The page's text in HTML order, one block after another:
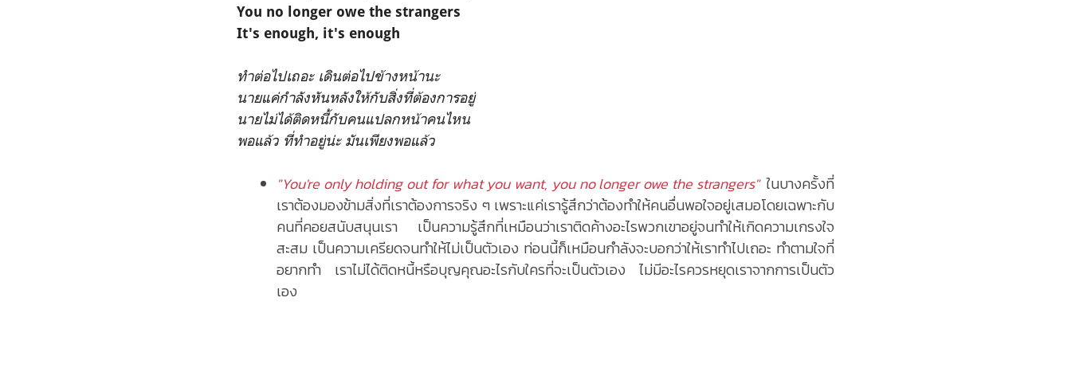
You no longer owe the strangers
It's enough, it's enough
ทำต่อไปเถอะ เดินต่อไปข้างหน้านะ
นายแค่กำลังหันหลังให้กับสิ่งที่ต้องการอยู่
นายไม่ได้ติดหนี้กับคนแปลกหน้าคนไหน
พอแล้ว ที่ทำอยู่น่ะ มันเพียงพอแล้ว
"You're only holding out for what you want, you no longer owe the strangers"ในบางครั้งที่
เราต้องมองข้ามสิ่งที่เราต้องการจริง ๆ เพราะแค่เรารู้สึกว่าต้องทำให้คนอื่นพอใจอยู่เสมอโดยเฉพาะกับ
คนที่คอยสนับสนุนเรา เป็นความรู้สึกที่เหมือนว่าเราติดค้างอะไรพวกเขาอยู่จนทำให้เกิดความเกรงใจ
สะสม เป็นความเครียดจนทำให้ไม่เป็นตัวเอง ท่อนนี้ก็เหมือนกำลังจะบอกว่าให้เราทำไปเถอะ ทำตามใจที่
อยากทำ เราไม่ได้ติดหนี้หรือบุญคุณอะไรกับใครที่จะเป็นตัวเอง ไม่มีอะไรควรหยุดเราจากการเป็นตัว
เอง